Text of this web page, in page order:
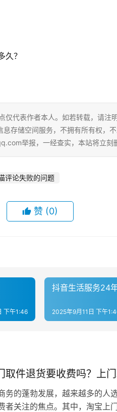
？
代表作者本人。如若转载，请注明
储空间服务，不拥有所有权，
举报，一经查实，本站将立刻
评论失败的问题
赞 (0)
下午1:46
抖音生活服务24
2025年9月11日 下午
取件退货要收费吗？上
务的蓬勃发展，越来越多的人
者关注的焦点。其中，淘宝上